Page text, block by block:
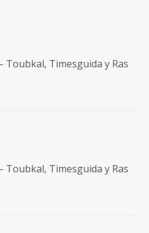
Toubkal, Timesguida y Ras
Toubkal, Timesguida y Ras